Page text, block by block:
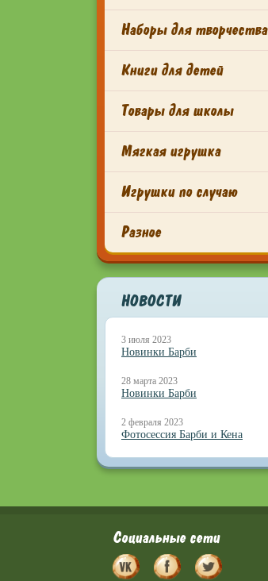
Наборы для творчества
Книги для детей
Товары для школы
Мягкая игрушка
Игрушки по случаю
Разное
НОВОСТИ
3 июля 2023
Новинки Барби
28 марта 2023
Новинки Барби
2 февраля 2023
Фотосессия Барби и Кена
Социальные сети